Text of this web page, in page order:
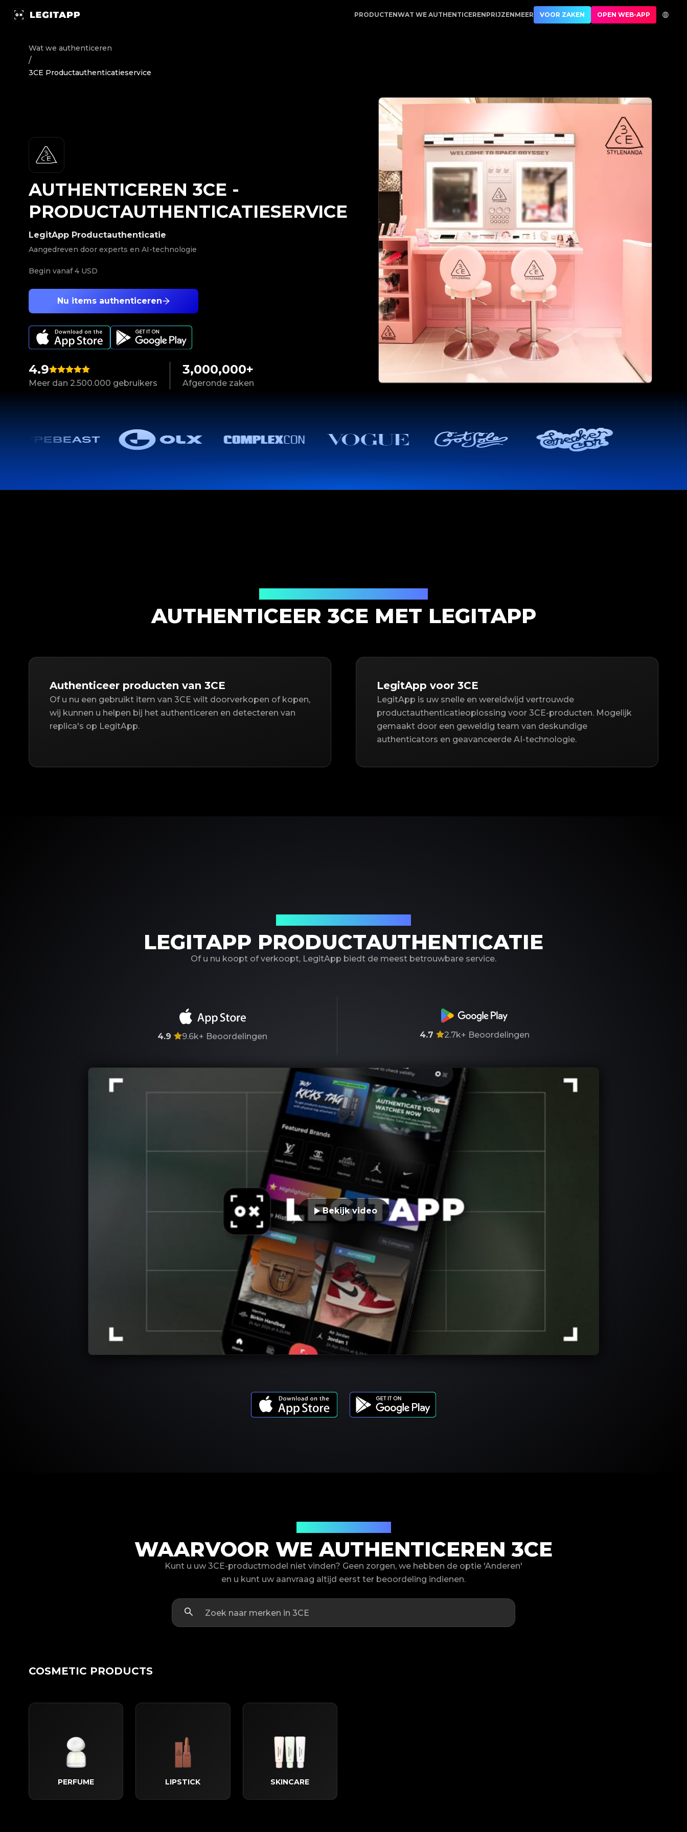
Authenticeren 3CE - Productauthenticatieservice | LegitApp | Uw betrouwbare partner voor luxe productauthenticatie | No.1 Best Authentication
PRODUCTENWAT WE AUTHENTICERENPRIJZENMEER VOOR ZAKEN OPEN WEB-APP
Wat we authenticeren
/
3CE Productauthenticatieservice
4.9
Meer dan 2.500.000 gebruikers
3,000,000+
Afgeronde zaken
Nu items authenticeren
LegitApp Productauthenticatie
Aangedreven door experts en AI-technologie
Begin vanaf4 USD
AUTHENTICEREN 3CE -
PRODUCTAUTHENTICATIESERVICE
AUTHENTICEER 3CE MET LEGITAPP
Authenticeer producten van 3CE
Of u nu een gebruikt item van 3CE wilt doorverkopen of kopen,
wij kunnen u helpen bij het authenticeren en detecteren van
replica's op LegitApp.
LegitApp voor 3CE
LegitApp is uw snelle en wereldwijd vertrouwde
productauthenticatieoplossing voor 3CE-producten. Mogelijk
gemaakt door een geweldig team van deskundige
authenticators en geavanceerde AI-technologie.
LEGITAPP PRODUCTAUTHENTICATIE
Of u nu koopt of verkoopt, LegitApp biedt de meest betrouwbare service.
4.9 9.6k+ Beoordelingen 4.7 2.7k+ Beoordelingen
Bekijk video
WAARVOOR WE AUTHENTICEREN 3CE
Kunt u uw 3CE-productmodel niet vinden? Geen zorgen, we hebben de optie 'Anderen'
en u kunt uw aanvraag altijd eerst ter beoordeling indienen.
COSMETIC PRODUCTS
PERFUME LIPSTICK SKINCARE